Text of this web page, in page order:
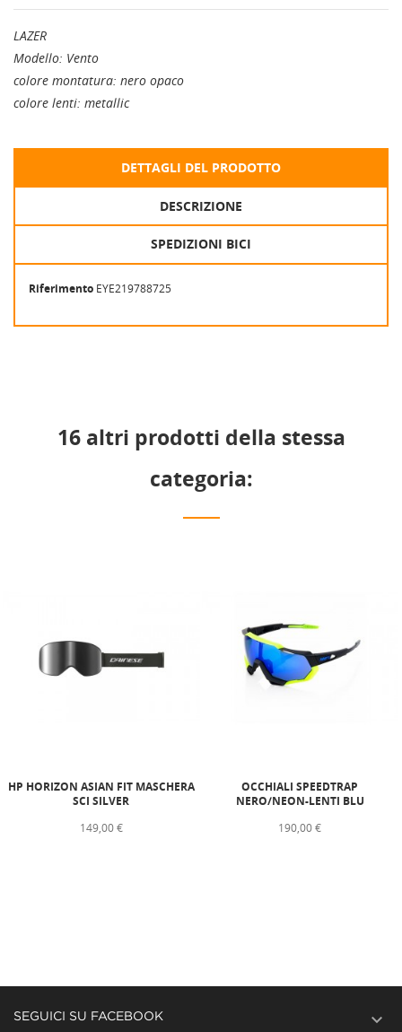
LAZER
Modello: Vento
colore montatura: nero opaco
colore lenti: metallic
DETTAGLI DEL PRODOTTO
DESCRIZIONE
SPEDIZIONI BICI
Riferimento EYE219788725
16 altri prodotti della stessa
categoria:
HP HORIZON ASIAN FIT MASCHERA
SCI SILVER
149,00 €
OCCHIALI SPEEDTRAP
NERO/NEON-LENTI BLU
190,00 €
SEGUICI SU FACEBOOK 